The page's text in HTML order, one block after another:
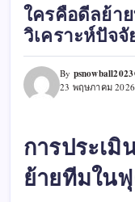
ใครคือดีลย้า
วิเคราะห์ปัจ
By
23 พฤษภาคม 2026
การประเ
ย้ายทีมใน